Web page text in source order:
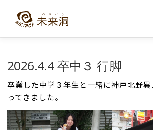
入洞・お問い合わせ
2026.4.4 卒中３ 行脚
卒業した中学３年生と一緒に神戸北野
ってきました。